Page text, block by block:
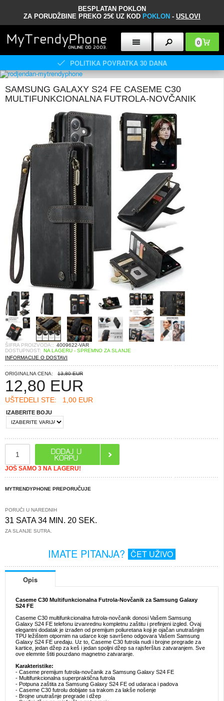
BESPLATAN POKLON
ZA PORUDŽBINE PREKO 25€ UZ KOD POKLON - USLOVI
0
POLITIKA POVRATKA 30 DANA
SAMSUNG GALAXY S24 FE CASEME C30
MULTIFUNKCIONALNA FUTROLA-NOVČANIK
ŠIFRA PROIZVODA:: 4009622-VAR
DOSTUPNOST: NA LAGERU - SPREMNO ZA SLANJE
INFORMACIJE O DOSTAVI
ORIGINALNA CENA: 13,80 EUR
12,80 EUR
UŠTEDELI STE: 1,00 EUR
IZABERITE BOJU
JOŠ SAMO 3 NA LAGERU!
MYTRENDYPHONE PREPORUČUJE
PORUČI U NAREDNIH
31 SATA 34 MIN. 19 SEK.
ZA SLANJE SUTRA.
IMATE PITANJA? ČET UŽIVO
Opis
Caseme C30 Multifunkcionalna Futrola-Novčanik za Samsung Galaxy
S24 FE
Caseme C30 multifunkcionalna futrola-novčanik donosi Vašem Samsung
Galaxy S24 FE telefonu izvanrednu kompletnu zaštitu i prefinjeni izgled. Ovaj
elegantni dodatak je izrađen od premijum poliuretana koji je ojačan unutrašnjim
TPU ležištem otpornim na udarce koje savršeno odgovara Vašem Samsung
Galaxy S24 FE uređaju. Uz to, Caseme C30 futrola nudi i brojne pregrade za
kartice, jedan džep za keš i jedan spoljni džep sa rajsferšlus zatvaranjem. Sve
ove elemnte štiti pouzdano magnetno zatvaranje.
Karakteristike:
- Caseme premijum futrola-novčanik za Samsung Galaxy S24 FE
- Multifunkcionalna superpraktična futrola
- Potpuna zaštita za Samsung Galaxy S24 FE od udaraca i padova
- Caseme C30 futrolu dobijate sa trakom za lakše nošenje
- Brojne unutrašnje pregrade i džep